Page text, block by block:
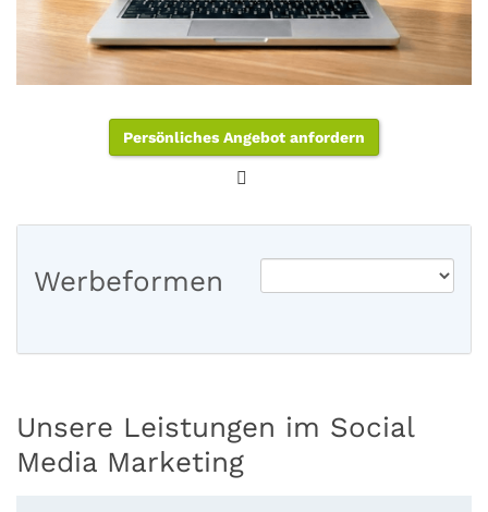
Persönliches Angebot anfordern
Werbeformen
Unsere Leistungen im Social
Media Marketing